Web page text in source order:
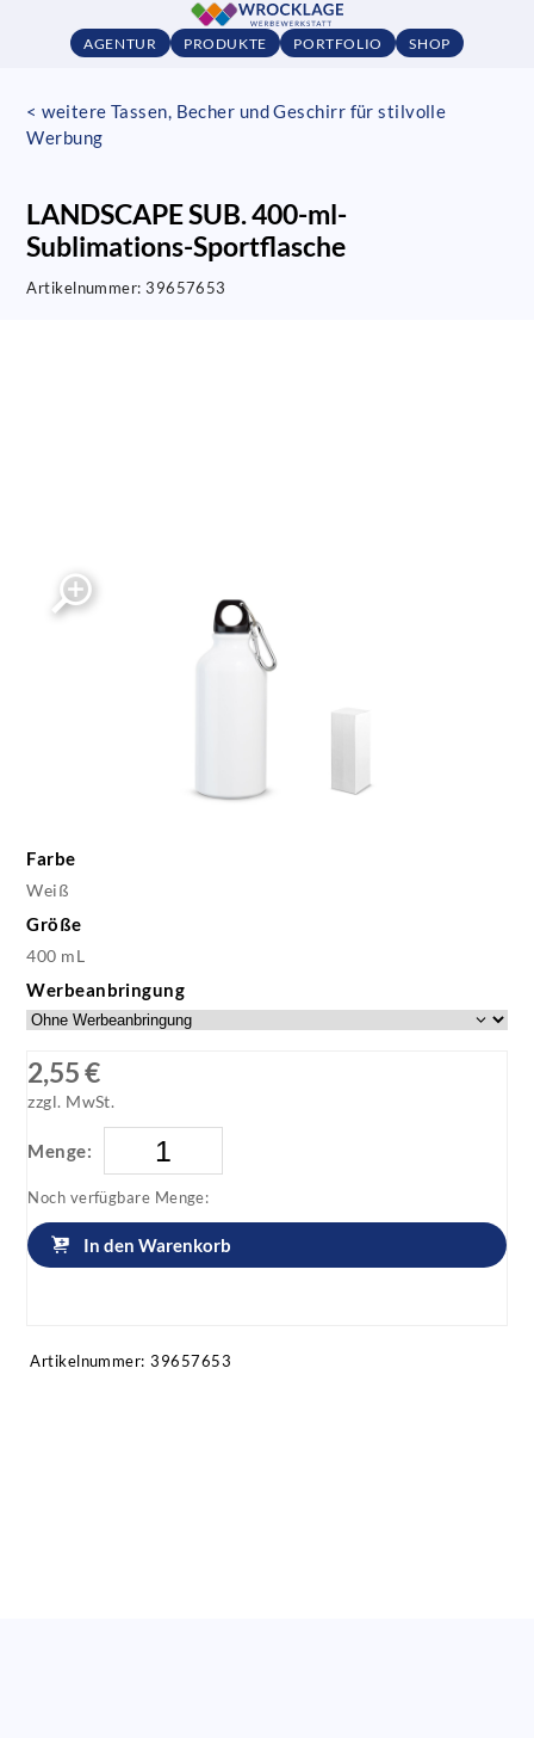
AGENTUR PRODUKTE PORTFOLIO SHOP
< weitere Tassen, Becher und Geschirr für stilvolle
Werbung
LANDSCAPE SUB. 400-ml-
Sublimations-Sportflasche
Artikelnummer:39657653
Farbe
Weiß
Größe
400 mL
Werbeanbringung
2,55 €
zzgl. MwSt.
Menge:
Noch verfügbare Menge:
In den Warenkorb
Artikelnummer: 39657653